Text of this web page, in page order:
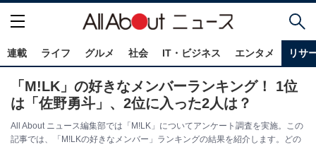
連載 ライフ グルメ 社会 IT・ビジネス エンタメ リサ
「M!LK」の好きなメンバーランキング！ 1位
は「佐野勇斗」、2位に入った2人は？
All About ニュース編集部では「M!LK」についてアンケート調査を実施。この
記事では、「M!LKの好きなメンバー」ランキングの結果を紹介します。どの